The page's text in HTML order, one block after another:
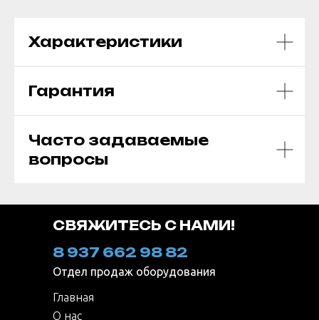
Характеристики
Гарантия
Часто задаваемые
вопросы
СВЯЖИТЕСЬ С НАМИ!
Отдел продаж оборудования
Главная
О нас
8 937 662 98 82